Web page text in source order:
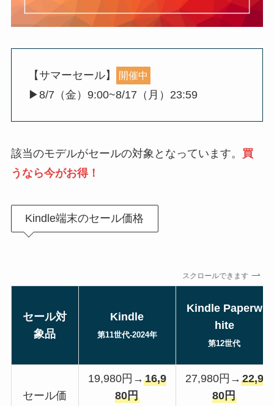
【サマーセール】 開催中
▶︎8/7（金）9:00~8/17（月）23:59
該当のモデルがセールの対象となっています。 買
うなら今がお得！
Kindle端末のセール価格
スクロールできます
セール対
象品
Kindle
第11世代-2024年
Kindle Paperw
hite
第12世代
セール価
19,980円→ 16,9
80円
27,980円→ 22,9
80円